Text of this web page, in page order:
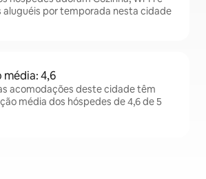
aluguéis por temporada nesta cidade
média: 4,6
acomodações deste cidade têm
média dos hóspedes de 4,6 de 5